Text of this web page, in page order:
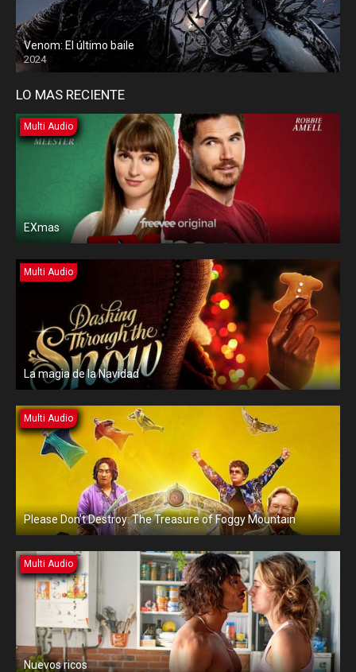
Venom: El último baile
2024
LO MAS RECIENTE
Multi Audio
EXmas
Multi Audio
La magia de la Navidad
Multi Audio
Please Don’t Destroy: The Treasure of Foggy Mountain
Multi Audio
Nuevos ricos